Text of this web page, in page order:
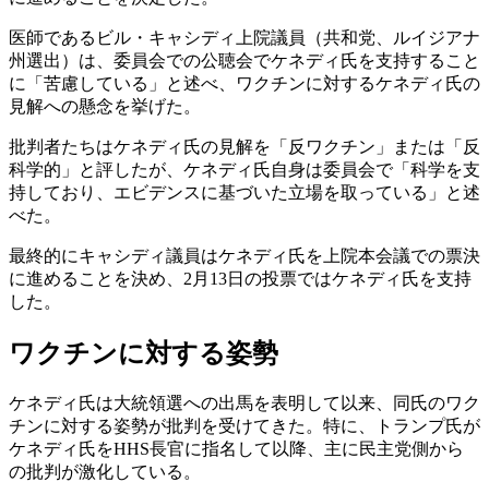
医師であるビル・キャシディ上院議員（共和党、ルイジアナ
州選出）は、委員会での公聴会でケネディ氏を支持すること
に「苦慮している」と述べ、ワクチンに対するケネディ氏の
見解への懸念を挙げた。
批判者たちはケネディ氏の見解を「反ワクチン」または「反
科学的」と評したが、ケネディ氏自身は委員会で「科学を支
持しており、エビデンスに基づいた立場を取っている」と述
べた。
最終的にキャシディ議員はケネディ氏を上院本会議での票決
に進めることを決め、2月13日の投票ではケネディ氏を支持
した。
ワクチンに対する姿勢
ケネディ氏は大統領選への出馬を表明して以来、同氏のワク
チンに対する姿勢が批判を受けてきた。特に、トランプ氏が
ケネディ氏をHHS長官に指名して以降、主に民主党側から
の批判が激化している。